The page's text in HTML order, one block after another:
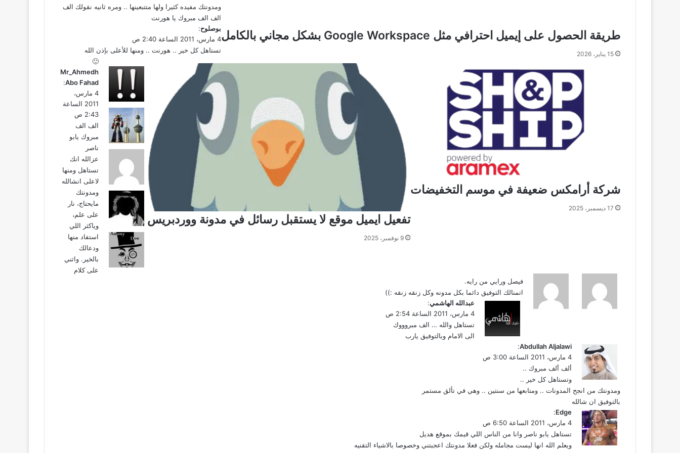
طريقة الحصول على إيميل احترافي مثل Google Workspace بشكل مجاني بالكامل
15 يناير، 2026
شركة أرامكس ضعيفة في موسم التخفيضات
17 ديسمبر، 2025
تفعيل ايميل موقع لا يستقبل رسائل في مدونة ووردبريس
9 نوفمبر، 2025
ومدونتك مفيده كثيرا ولها متتبعينها .. ومره ثانيه نقولك الف
الف الف مبروك يا هورنت
ي
ق
و
بوصلوح:
4 مارس، 2011 الساعة 2:40 ص
تستاهل كل خير .. هورنت .. ومنها للأعلى بإذن الله
🙂
ي
ق
و
ل
Mr_Ahmedh
Abo Fahad
:
4 مارس،
2011 الساعة
2:43 ص
الف الف
مبروك يابو
ناصر
عزالله انك
تستاهل ومنها
لاعلى انشالله
ومدونتك
مايحتاج، نار
على علم،
وياكثر اللي
استفاد منها
ودعالك
بالخير. واثني
على كلام
فيصل ورايي من رايه.
اتمنالك التوفيق دائما بكل مدونه وكل زنقه زنقه :))
ي
ق
و
ل
عبدالله الهاشمي:
4 مارس، 2011 الساعة 2:54 ص
تستاهل والله … الف مبروووك
الى الامام وبالتوفيق يارب
ي
ق
و
ل
Abdullah Aljalawi
:
4 مارس، 2011 الساعة 3:00 ص
ألف ألف مبروك ..
وتستاهل كل خير ..
ومدونتك من انجح المدونات .. ومتابعها من سنتين .. وهي في تألق مستمر
بالتوفيق ان شالله
ي
ق
و
ل
Edge
:
4 مارس، 2011 الساعة 6:50 ص
تستاهل يابو ناصر وانا من الناس اللي قيمك بموقع هديل
ويعلم الله انها ليست مجامله ولكن فعلا مدونتك اعجبتني وخصوصا بالاشياء التقنيه